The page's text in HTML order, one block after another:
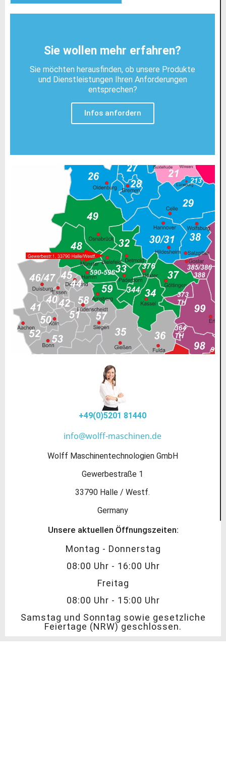
Sie wollen mehr erfahren?
Sie möchten herausfinden, ob unsere Produkte
und Dienstleistungen Ihren Anforderungen
entsprechen?
Infos anfordern
+49(0)5201 81440
info@wolff-maschinen.de
Wolff Maschinentechnologien GmbH
Gewerbestraße 1
33790 Halle / Westf.
Germany
Unsere aktuellen Öffnungszeiten:
Montag - Donnerstag
08:00 Uhr - 16:00 Uhr
Freitag
08:00 Uhr - 15:00 Uhr
Samstag und Sonntag sowie gesetzliche
Feiertage (NRW) geschlossen.